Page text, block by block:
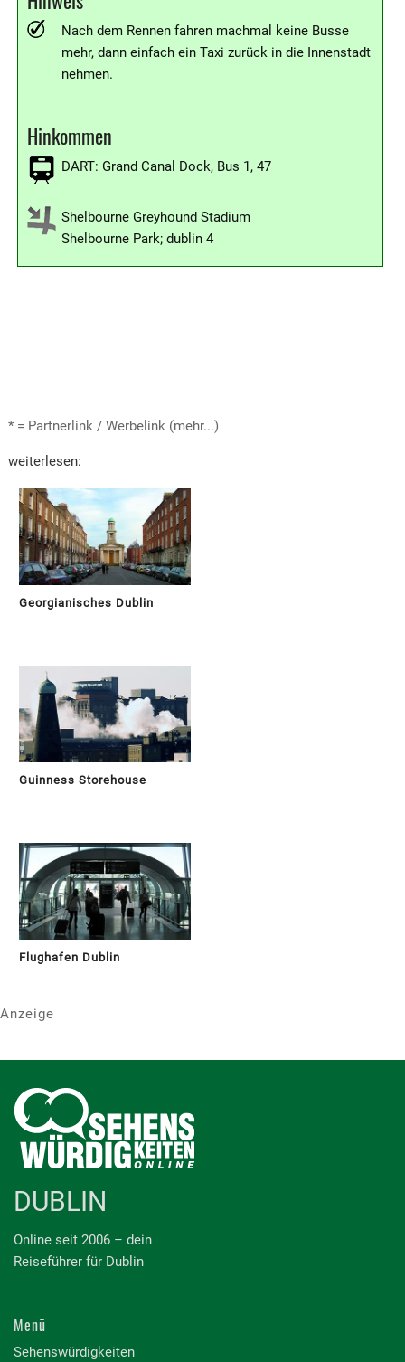
Nach dem Rennen fahren machmal keine Busse
mehr, dann einfach ein Taxi zurück in die Innenstadt
nehmen.
Hinkommen
DART: Grand Canal Dock, Bus 1, 47
Shelbourne Greyhound Stadium
Shelbourne Park; dublin 4
* = Partnerlink / Werbelink (mehr...)
weiterlesen:
Georgianisches Dublin
Guinness Storehouse
Flughafen Dublin
Anzeige
DUBLIN
Online seit 2006 – dein
Reiseführer für Dublin
Menü
Sehenswürdigkeiten